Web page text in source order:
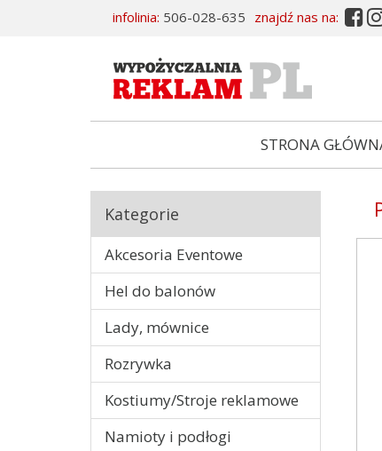
infolinia: 506-028-635 znajdź nas na: 
STRONA
Kategorie
Akcesoria Eventowe
Hel do balonów
Lady, mównice
Rozrywka
Kostiumy/Stroje reklamowe
Namioty i podłogi